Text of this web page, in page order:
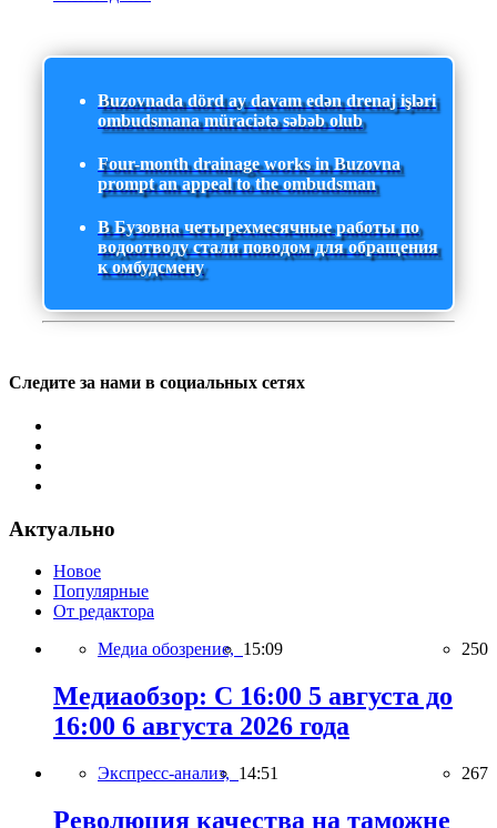
Buzovnada dörd ay davam edən drenaj işləri
ombudsmana müraciətə səbəb olub
Four-month drainage works in Buzovna
prompt an appeal to the ombudsman
В Бузовна четырехмесячные работы по
водоотводу стали поводом для обращения
к омбудсмену
Следите за нами в социальных сетях
Актуально
Новое
Популярные
От редактора
Медиа обозрение, 15:09 250
Медиаобзор: С 16:00 5 августа до
16:00 6 августа 2026 года
Экспресс-анализ, 14:51 267
Революция качества на таможне